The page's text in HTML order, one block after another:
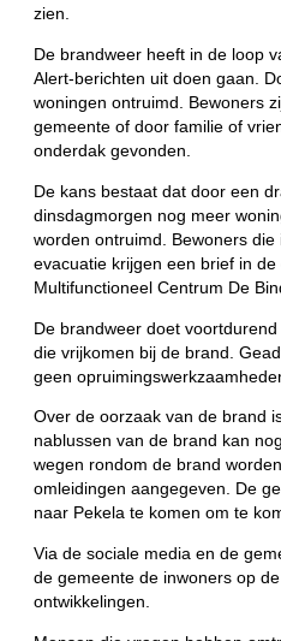
zien.
De brandweer heeft in de loop
Alert-berichten uit doen gaan.
woningen ontruimd. Bewoners
gemeente of door familie of
onderdak gevonden.
De kans bestaat dat door een
dinsdagmorgen nog meer
worden ontruimd. Bewoners
evacuatie krijgen een brief in
Multifunctioneel Centrum De
De brandweer doet
die vrijkomen bij de brand.
geen
Over de oorzaak van de brand
nablussen van de brand kan
wegen rondom de brand
omleidingen aangegeven. De
naar Pekela te komen om te
Via de sociale media en de
de gemeente de inwoners op
ontwikkelingen.